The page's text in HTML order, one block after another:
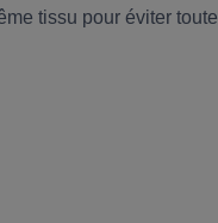
tissu pour éviter toute